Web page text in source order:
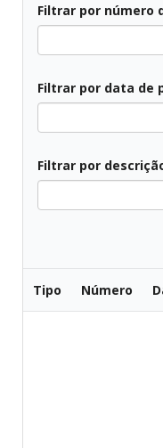
Filtrar por número
Filtrar por data de
Filtrar por
Tipo Número